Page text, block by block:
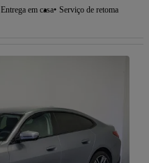
Entrega em casa Serviço de retoma